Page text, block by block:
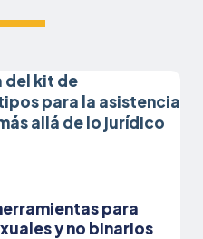
para
y no binarios